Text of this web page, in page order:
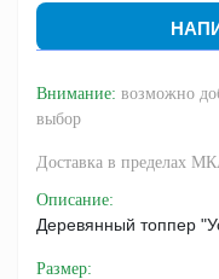
Внимание: возможно
выбор
Доставка в пределах
Описание:
Деревянный топпер
Размер: